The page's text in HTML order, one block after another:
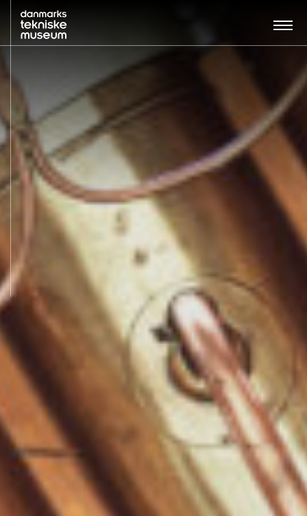
BESØG
UDSTILLINGER
UNDERVISNING
OM MUSEET
NYT MUSEUM
KONTAKT